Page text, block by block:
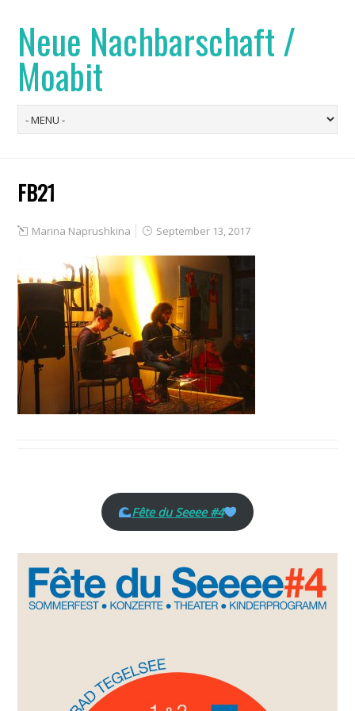
Neue Nachbarschaft /
Moabit
FB21
Marina Naprushkina September 13, 2017
Fête du Seeee #4